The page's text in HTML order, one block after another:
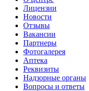
Лицензии
Новости
Отзывы
Вакансии
Партнеры
Фотогалерея
Аптека
Реквизиты
Надзорные органы
Вопросы и ответы